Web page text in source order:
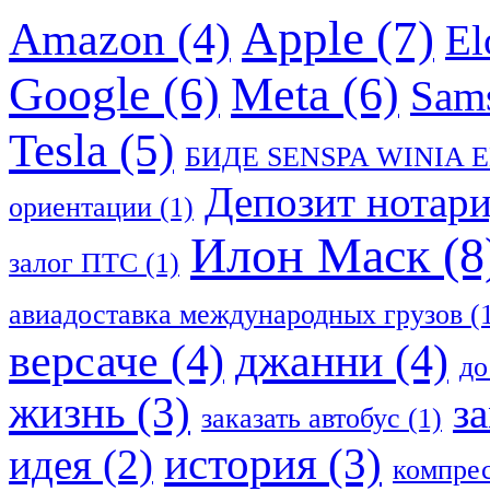
Amazon (4) Apple (7)
Google (6) Meta (6)
Tesla (5) БИДЕ SENSPA WINIA
ориентации (1) Депозит
залог ПТС (1) Илон Маск
авиадоставка международных грузов
версаче (4) джанни (4)
жизнь (3) заказать автобус (1)
идея (2) история (3)